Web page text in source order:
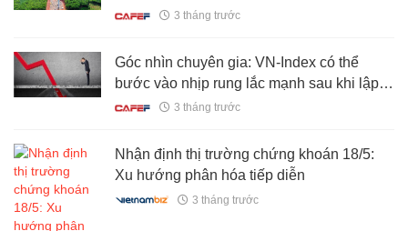
3 tháng trước
Góc nhìn chuyên gia: VN-Index có thể
bước vào nhịp rung lắc mạnh sau khi lập
đỉnh lịch sử3 tháng trước
Nhận định thị trường chứng khoán 18/5:
Xu hướng phân hóa tiếp diễn
3 tháng trước